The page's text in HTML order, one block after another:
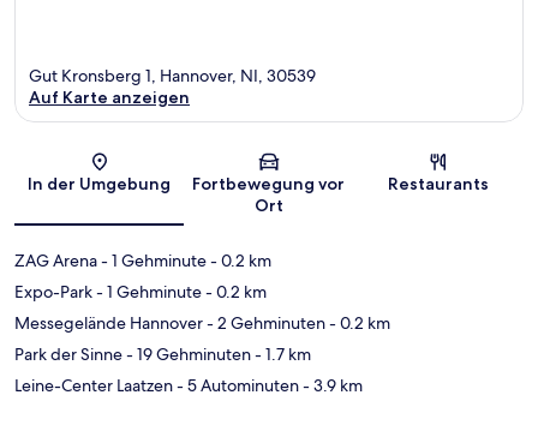
Karte
Gut Kronsberg 1, Hannover, NI, 30539
Auf Karte anzeigen
In der Umgebung
Fortbewegung vor
Ort
Restaurants
ZAG Arena- 1 Gehminute- 0.2 km
Expo-Park- 1 Gehminute- 0.2 km
Messegelände Hannover- 2 Gehminuten- 0.2 km
Park der Sinne- 19 Gehminuten- 1.7 km
Leine-Center Laatzen- 5 Autominuten- 3.9 km